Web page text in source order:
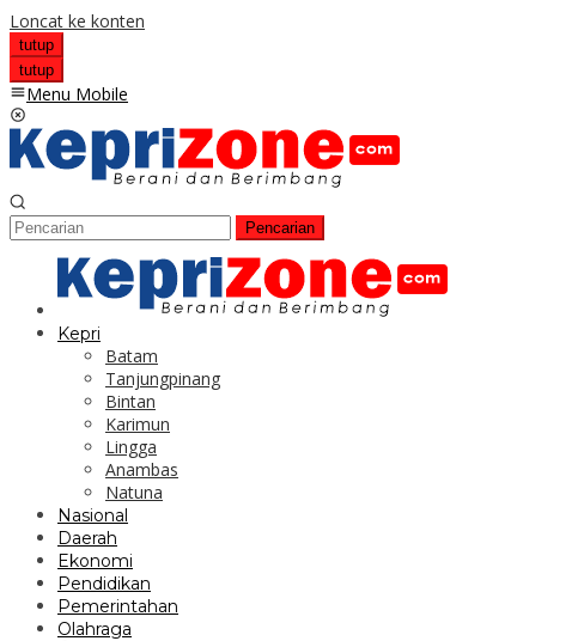
Loncat ke konten
tutup
tutup
Menu Mobile
Pencarian
Kepri
Batam
Tanjungpinang
Bintan
Karimun
Lingga
Anambas
Natuna
Nasional
Daerah
Ekonomi
Pendidikan
Pemerintahan
Olahraga